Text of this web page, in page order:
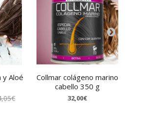
y Aloé
Collmar colágeno marino
cabello 350 g
32,00€